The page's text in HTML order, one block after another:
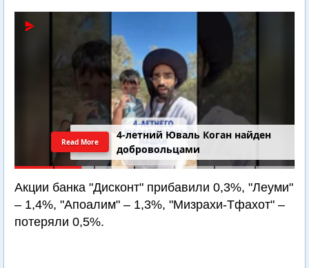
4-летний Юваль Коган найден
добровольцами
Read More
Акции банка "Дисконт" прибавили 0,3%, "Леуми"
– 1,4%, "Апоалим" – 1,3%, "Мизрахи-Тфахот" –
потеряли 0,5%.